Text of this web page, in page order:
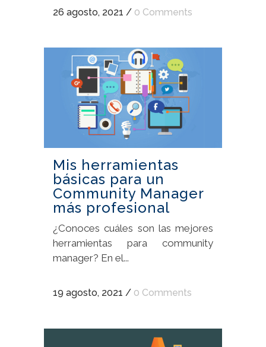
26 agosto, 2021 / 0 Comments
Mis herramientas
básicas para un
Community Manager
más profesional
¿Conoces cuáles son las mejores
herramientas para community
manager? En el...
19 agosto, 2021 / 0 Comments